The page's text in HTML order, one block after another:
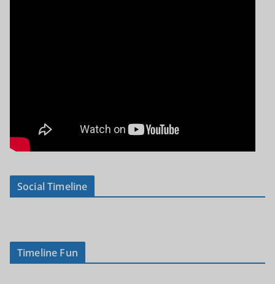
Social Timeline
Timeline Fun